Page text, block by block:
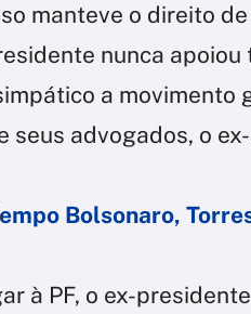
manteve o direito
nunca
a movimento
seus advogados, o
Bolsonaro,
à PF, o ex-